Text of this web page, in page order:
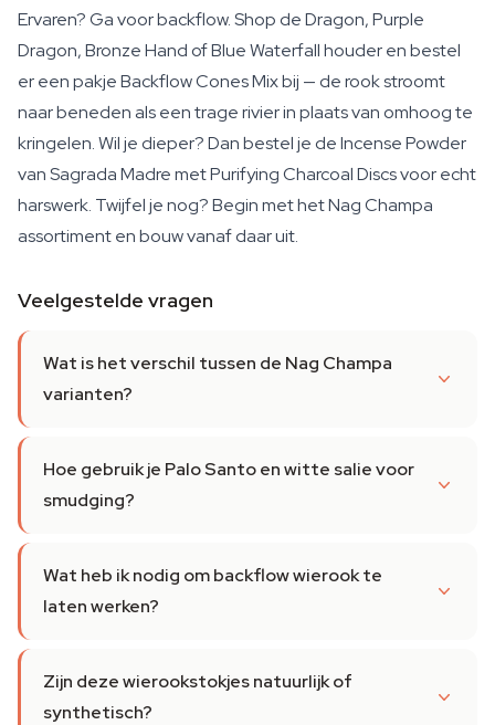
Ervaren? Ga voor backflow. Shop de Dragon, Purple
Dragon, Bronze Hand of Blue Waterfall houder en bestel
er een pakje Backflow Cones Mix bij — de rook stroomt
naar beneden als een trage rivier in plaats van omhoog te
kringelen. Wil je dieper? Dan bestel je de Incense Powder
van Sagrada Madre met Purifying Charcoal Discs voor echt
harswerk. Twijfel je nog? Begin met het Nag Champa
assortiment en bouw vanaf daar uit.
Veelgestelde vragen
Wat is het verschil tussen de Nag Champa
varianten?
Hoe gebruik je Palo Santo en witte salie voor
smudging?
Wat heb ik nodig om backflow wierook te
laten werken?
Zijn deze wierookstokjes natuurlijk of
synthetisch?